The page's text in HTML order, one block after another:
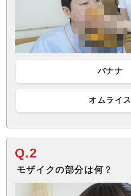
バナナ
オムライス
Q.2
モザイクの部分は何？